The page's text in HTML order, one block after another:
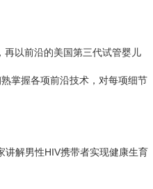
再以前沿的美国第三代试管婴儿
掌握各项前沿技术，对每项细节
讲解男性HIV携带者实现健康生育